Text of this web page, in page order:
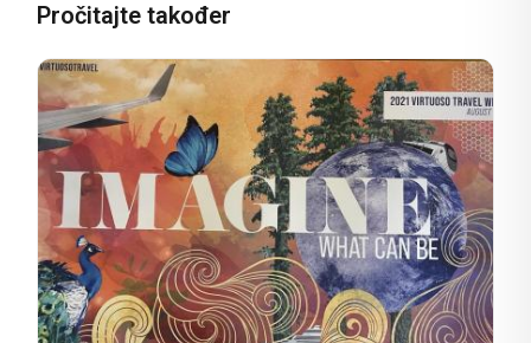
Pročitajte također